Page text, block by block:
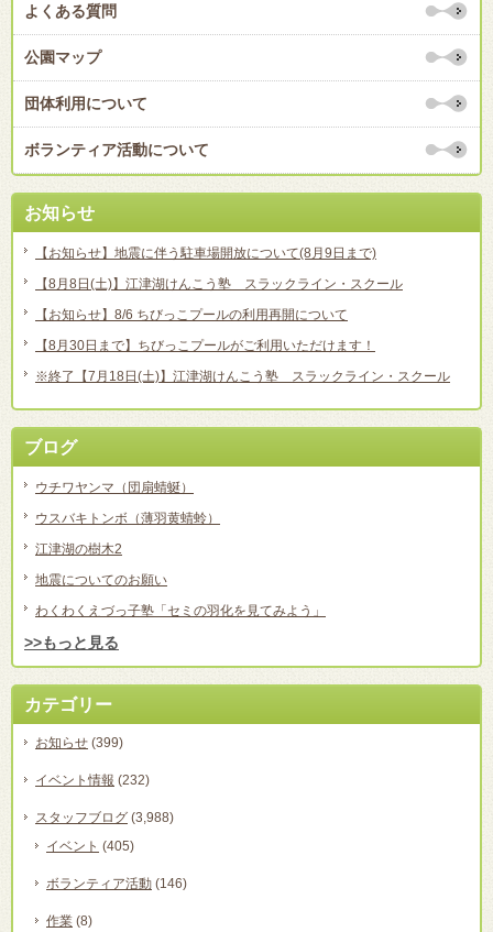
よくある質問
公園マップ
団体利用について
ボランティア活動について
お知らせ
【お知らせ】地震に伴う駐車場開放について(8月9日まで)
【8月8日(土)】江津湖けんこう塾 スラックライン・スクール
【お知らせ】8/6 ちびっこプールの利用再開について
【8月30日まで】ちびっこプールがご利用いただけます！
※終了【7月18日(土)】江津湖けんこう塾 スラックライン・スクール
ブログ
ウチワヤンマ（団扇蜻蜒）
ウスバキトンボ（薄羽黄蜻蛉）
江津湖の樹木2
地震についてのお願い
わくわくえづっ子塾「セミの羽化を見てみよう」
>>もっと見る
カテゴリー
お知らせ (399)
イベント情報 (232)
スタッフブログ (3,988)
イベント (405)
ボランティア活動 (146)
作業 (8)